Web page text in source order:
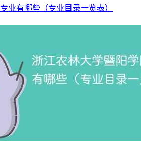
机器人工程
机械设计制造及其自动化
装甲车辆工程
智能车辆工程
交通运输
车辆工程
能源与动力工程
业有哪些（专业目录一览表）